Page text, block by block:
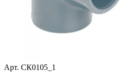
Арт. СК0105_1